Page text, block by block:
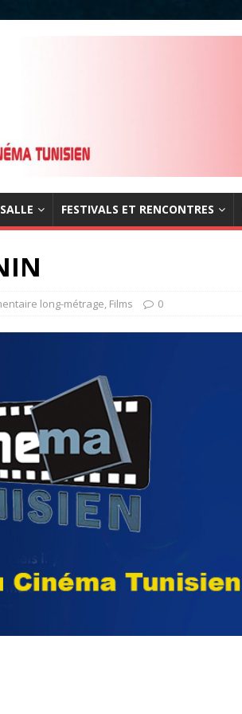
FESTIVALS ET RENCONTRES
long-métrage, Films 0